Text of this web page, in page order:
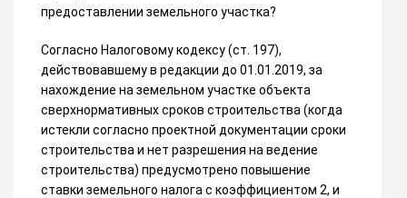
предоставлении земельного участка?
Согласно Налоговому кодексу (ст. 197),
действовавшему в редакции до 01.01.2019, за
нахождение на земельном участке объекта
сверхнормативных сроков строительства (когда
истекли согласно проектной документации сроки
строительства и нет разрешения на ведение
строительства) предусмотрено повышение
ставки земельного налога с коэффициентом 2, и